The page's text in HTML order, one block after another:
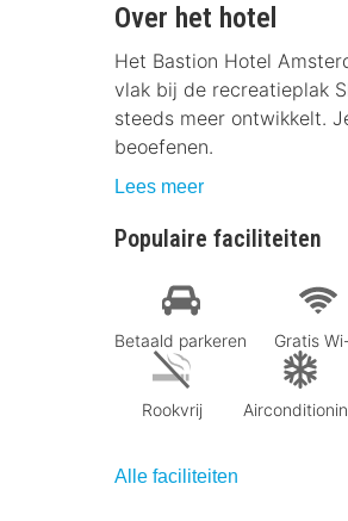
Over het hotel
Het Bastion Hotel
vlak bij de recreatieplak
steeds meer ontwikkelt.
beoefenen.
Lees meer
Populaire faciliteiten
Betaald parkeren Gratis
Rookvrij
Alle faciliteiten